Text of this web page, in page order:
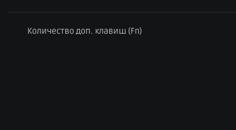
Количество доп. клавиш (Fn)